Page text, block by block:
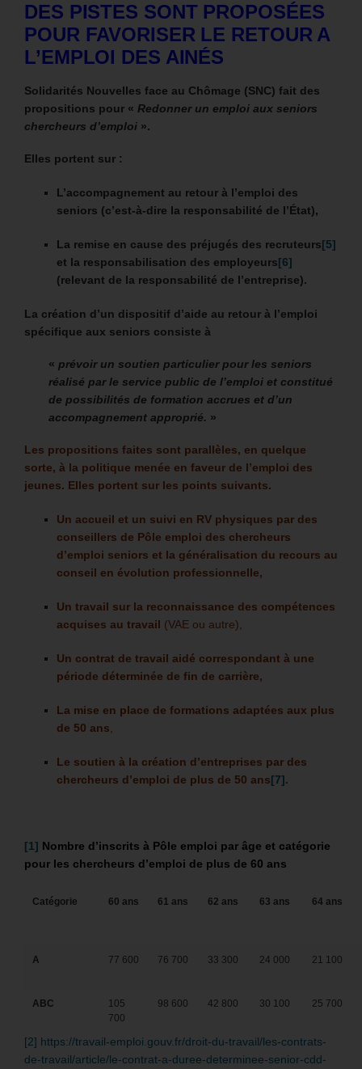
DES PISTES SONT PROPOSÉES
POUR FAVORISER LE RETOUR A
L’EMPLOI DES AINÉS
Solidarités Nouvelles face au Chômage (SNC) fait des
propositions pour « Redonner un emploi aux seniors
chercheurs d’emploi ».
Elles portent sur :
L’accompagnement au retour à l’emploi des
seniors (c’est-à-dire la responsabilité de l’État),
La remise en cause des préjugés des recruteurs[5]
et la responsabilisation des employeurs[6]
(relevant de la responsabilité de l’entreprise).
La création d’un dispositif d’aide au retour à l’emploi
spécifique aux seniors consiste à
« prévoir un soutien particulier pour les seniors
réalisé par le service public de l’emploi et constitué
de possibilités de formation accrues et d’un
accompagnement approprié. »
Les propositions faites sont parallèles, en quelque
sorte, à la politique menée en faveur de l’emploi des
jeunes. Elles portent sur les points suivants.
Un accueil et un suivi en RV physiques par des
conseillers de Pôle emploi des chercheurs
d’emploi seniors et la généralisation du recours au
conseil en évolution professionnelle,
Un travail sur la reconnaissance des compétences
acquises au travail (VAE ou autre),
Un contrat de travail aidé correspondant à une
période déterminée de fin de carrière,
La mise en place de formations adaptées aux plus
de 50 ans,
Le soutien à la création d’entreprises par des
chercheurs d’emploi de plus de 50 ans[7].
[1] Nombre d’inscrits à Pôle emploi par âge et catégorie
pour les chercheurs d’emploi de plus de 60 ans
Catégorie 60 ans 61 ans 62 ans 63 ans 64 ans
A 77 600 76 700 33 300 24 000 21 100
ABC
105
700
98 600 42 800 30 100 25 700
[2] https://travail-emploi.gouv.fr/droit-du-travail/les-contrats-
de-travail/article/le-contrat-a-duree-determinee-senior-cdd-